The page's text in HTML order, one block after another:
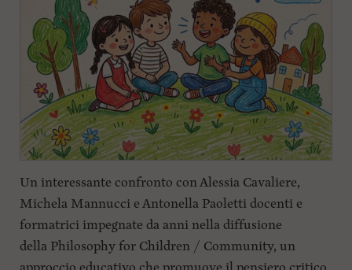
Un interessante confronto con Alessia Cavaliere,
Michela Mannucci e Antonella Paoletti docenti e
formatrici impegnate da anni nella diffusione
della Philosophy for Children / Community, un